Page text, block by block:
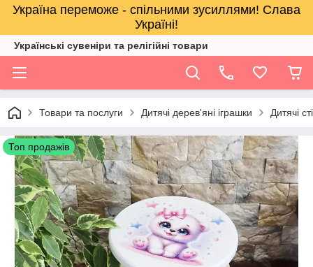
Україна переможе - спільними зусиллями! Слава
Україні!
Українські сувеніри та релігійнi товари
Товари та послуги Дитячі дерев'яні іграшки Дитячі
Топ продажів